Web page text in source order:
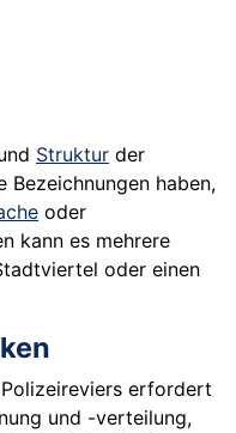
Struktur der
Bezeichnungen haben,
oder
kann es mehrere
oder einen
erfordert
und -verteilung,